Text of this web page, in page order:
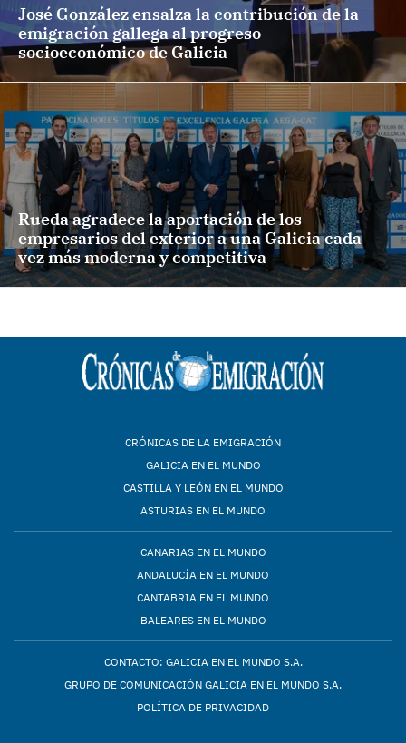
José González ensalza la contribución de la
emigración gallega al progreso
socioeconómico de Galicia
Rueda agradece la aportación de los
empresarios del exterior a una Galicia cada
vez más moderna y competitiva
CRÓNICAS DE LA EMIGRACIÓN
GALICIA EN EL MUNDO
CASTILLA Y LEÓN EN EL MUNDO
ASTURIAS EN EL MUNDO
CANARIAS EN EL MUNDO
ANDALUCÍA EN EL MUNDO
CANTABRIA EN EL MUNDO
BALEARES EN EL MUNDO
CONTACTO: GALICIA EN EL MUNDO S.A.
GRUPO DE COMUNICACIÓN GALICIA EN EL MUNDO S.A.
POLÍTICA DE PRIVACIDAD